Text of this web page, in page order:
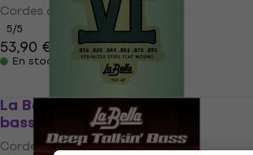
Cordes de basses
5/5
53,90 €
En stock
La Bella 767-6F Cordes de
basses
Cordes de basses